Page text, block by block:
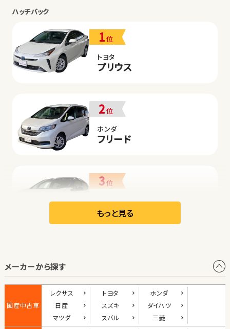
ハッチバック
1位
トヨタ
プリウス
2位
ホンダ
フリード
3位
日産
リーフ
1位
ダイハツ
コペン
もっと見る
メーカーから探す
国産中古車
レクサス トヨタ
ホンダ
日産
スズキ
ダイハツ
マツダ
スバル 三菱